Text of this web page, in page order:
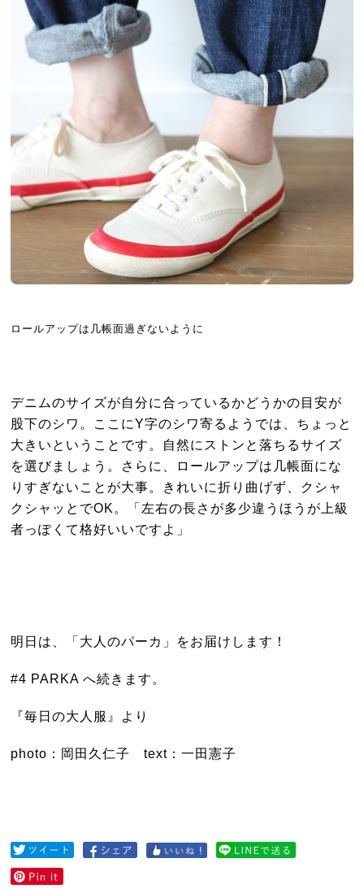
ロールアップは几帳面過ぎないように
デニムのサイズが自分に合っているかどうかの目安が
股下のシワ。ここにY字のシワ寄るようでは、ちょっと
大きいということです。自然にストンと落ちるサイズ
を選びましょう。さらに、ロールアップは几帳面にな
りすぎないことが大事。きれいに折り曲げず、クシャ
クシャッとでOK。「左右の長さが多少違うほうが上級
者っぽくて格好いいですよ」
明日は、「大人のパーカ」をお届けします！
#4 PARKA へ続きます。
『毎日の大人服』より
photo：岡田久仁子 text：一田憲子